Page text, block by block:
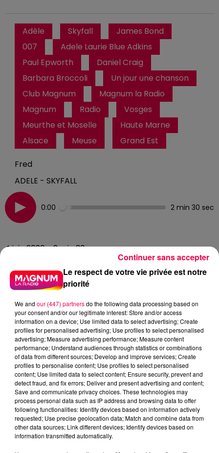
Adèle Skyfall
James Bond
007
Adele Laurie Blue Adkins
Paul Epworth
Daniel Craig
Barbara Broccoli
Un jour une chanson
Club Magnum
Magnum la Radio
Magnum
Radio
Vosges
Meurthe et Moselle
Haute Marne
Alsace
Meuse Grand Est
Fred
ADELE - SKYFALL
0:00 2 min 30 sec
4 juin 2026 - 2 min 30 sec
UN JOUR UNE CHANSON #774
commande de départ qu'elles entrent dans l'histoire.
"Skyfall" d'Adele est clairement de cette catégorie.
Adele Laurie Blue Adkins grandit avec une voix hors
norme et un sens aigu de l'émotion. Elle sort son
premier album à 19 ans, le second à 21, le titre de
l'album correspondant à son âge, tradition qu'elle
perpétue avec25et30. En 2012, elle reçoit un appel
qui va changer sa carrière, elle vient de remporter six
Grammy Awards en une soirée. Elle n'est pas vraiment
en manque de confiance. Et pourtant, quand les
producteurs de James Bond la contactent, sa
première réaction est de refuser.
Le respect de votre vie privée est notre
priorité
We and our (447) partnersdo the following data processing based on
your consent and/or our legitimate interest: Store and/or access
information on a device; Use limited data to select advertising; Create
profiles for personalised advertising; Use profiles to select personalised
advertising; Measure advertising performance; Measure content
performance; Understand audiences through statistics or combinations
of data from different sources; Develop and improve services; Create
profiles to personalise content; Use profiles to select personalised
content; Use limited data to select content; Ensure security, prevent and
detect fraud, and fix errors; Deliver and present advertising and content;
Save and communicate privacy choices. These technologies may
process personal data such as IP address and browsing data to offer
following functionalities: Identify devices based on information actively
requested; Use precise geolocation data; Match and combine data from
other data sources; Link different devices; Identify devices based on
information transmitted automatically.
Continuer sans accepter